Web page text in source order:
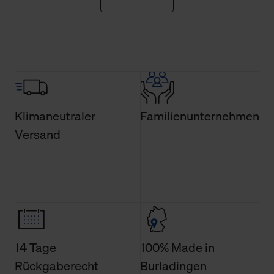
erforderlichen Cookies.
allgemeine Informationen über Cookies einsehen. Über
den Menüpunkt „Datenschutzeinstellungen“ können Sie
jederzeit Ihre Einwilligungserklärung anpassen. Ihre
der Webseite nicht erforderlich und kann jederzeit mit
Änderung gesammelten Daten.
Weitere Informationen über Cookies und Web-
Klimaneutraler
Versand
Familienunternehmen
14 Tage
Rückgaberecht
100% Made in
Burladingen